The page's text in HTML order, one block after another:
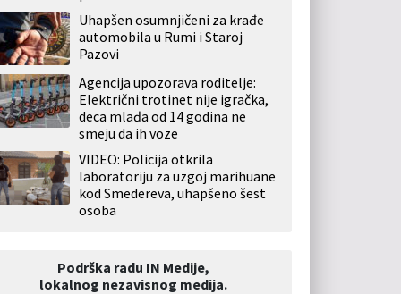
Uhapšen osumnjičeni za krađe
automobila u Rumi i Staroj
Pazovi
Agencija upozorava roditelje:
Električni trotinet nije igračka,
deca mlađa od 14 godina ne
smeju da ih voze
VIDEO: Policija otkrila
laboratoriju za uzgoj marihuane
kod Smedereva, uhapšeno šest
osoba
Podrška radu IN Medije,
lokalnog nezavisnog medija.